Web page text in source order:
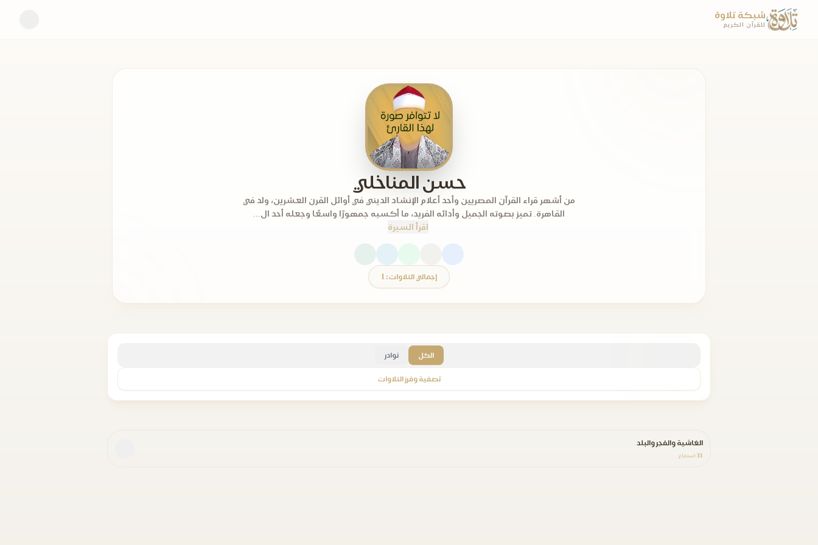
شبكة تلاوة
للقرآن الكريم
حسن المناخلي
من أشهر قراء القرآن المصريين وأحد أعلام الإنشاد الديني في أوائل القرن العشرين، ولد في
القاهرة. تميز بصوته الجميل وأدائه الفريد، ما أكسبه جمهورًا واسعًا وجعله أحد ال...
اقرأ السيرة
إجمالي التلاوات: 1
الكل نوادر
تصفية وفرز التلاوات
الغاشية والفجر والبلد
31 استماع